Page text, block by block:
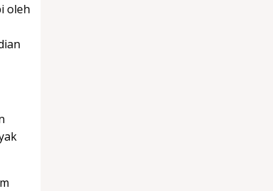
oleh